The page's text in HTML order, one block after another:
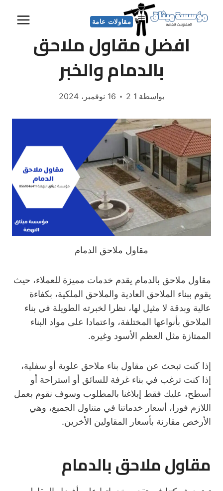
مقاولات عامة
افضل مقاول ملاحق
بالدمام والخبر
بواسطة 1 2 16 نوفمبر، 2024
مقاول ملاحق الدمام
مقاول ملاحق بالدمام يقدم خدمات مميزة للعملاء، حيث
يقوم ببناء الملاحق العادية والملاحق الملكية، بكفاءة
عالية وبدقة لا مثيل لها، نظرا لخبرته الطويلة في بناء
الملاحق بأنواعها المختلفة، واعتمادا على مواد البناء
الممتازة مثل العظم الأسود وغيره.
إذا كنت تبحث عن مقاول بناء ملاحق علوية أو سفلية،
إذا كنت ترغب في بناء غرفة للسائق أو استراحة أو
أسطح، عليك فقط إبلاغنا بالمطلوب وسوف نقوم بعمل
اللازم فورا، أسعار خدماتنا في متناول الجميع، وهي
الأرخص مقارنة بأسعار المقاولين الأخرين.
مقاول ملاحق بالدمام